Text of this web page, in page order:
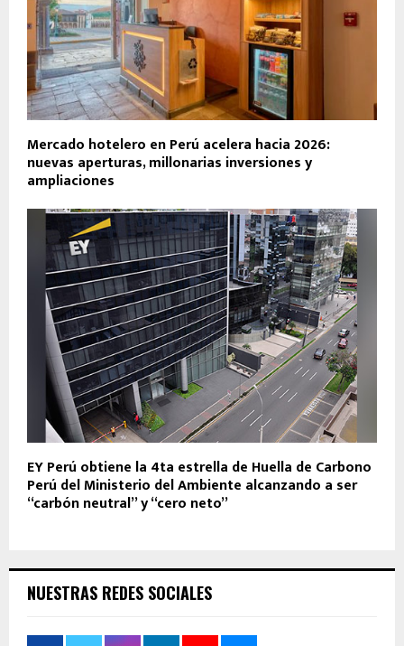
Mercado hotelero en Perú acelera hacia 2026:
nuevas aperturas, millonarias inversiones y
ampliaciones
EY Perú obtiene la 4ta estrella de Huella de Carbono
Perú del Ministerio del Ambiente alcanzando a ser
“carbón neutral” y “cero neto”
NUESTRAS REDES SOCIALES